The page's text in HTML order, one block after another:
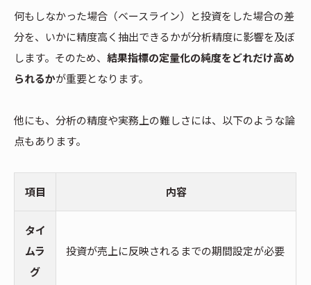
何もしなかった場合（ベースライン）と投資をした場合の差
分を、いかに精度高く抽出できるかが分析精度に影響を及ぼ
します。そのため、 結果指標の定量化の純度をどれだけ高め
られるかが重要となります。
他にも、分析の精度や実務上の難しさには、以下のような論
点もあります。
項目 内容
タイ
ムラ
グ
投資が売上に反映されるまでの期間設定が必要